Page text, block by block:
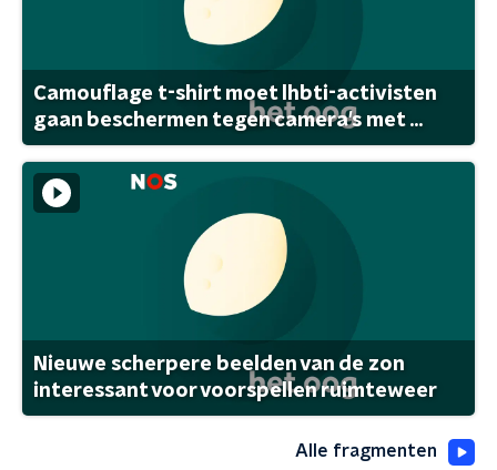
Camouflage t-shirt moet lhbti-activisten
gaan beschermen tegen camera's met ...
Nieuwe scherpere beelden van de zon
interessant voor voorspellen ruimteweer
Alle fragmenten